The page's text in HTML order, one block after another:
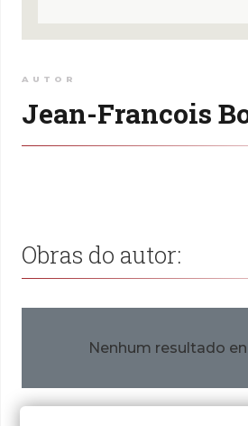
AUTOR
Jean-Francois
Obras do autor:
Nenhum resultado